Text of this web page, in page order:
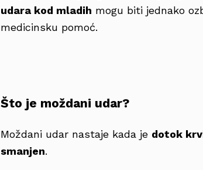
udara kod mladih mogu biti jednako
medicinsku pomoć.
Što je moždani udar?
Moždani udar nastaje kada je dotok
smanjen.